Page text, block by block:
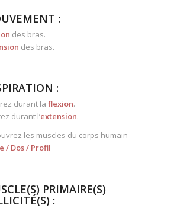
:
des bras.
des bras.
:
durant la flexion.
durant l’extension.
les muscles du corps humain
/ Dos/ Profil
PRIMAIRE(S)
: